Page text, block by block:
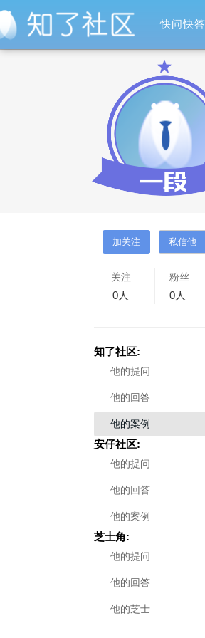
快问快答
关注
0人
粉丝
0人
知了社区:
他的提问
他的回答
他的案例
安仔社区:
他的提问
他的回答
他的案例
芝士角:
他的提问
他的回答
他的芝士